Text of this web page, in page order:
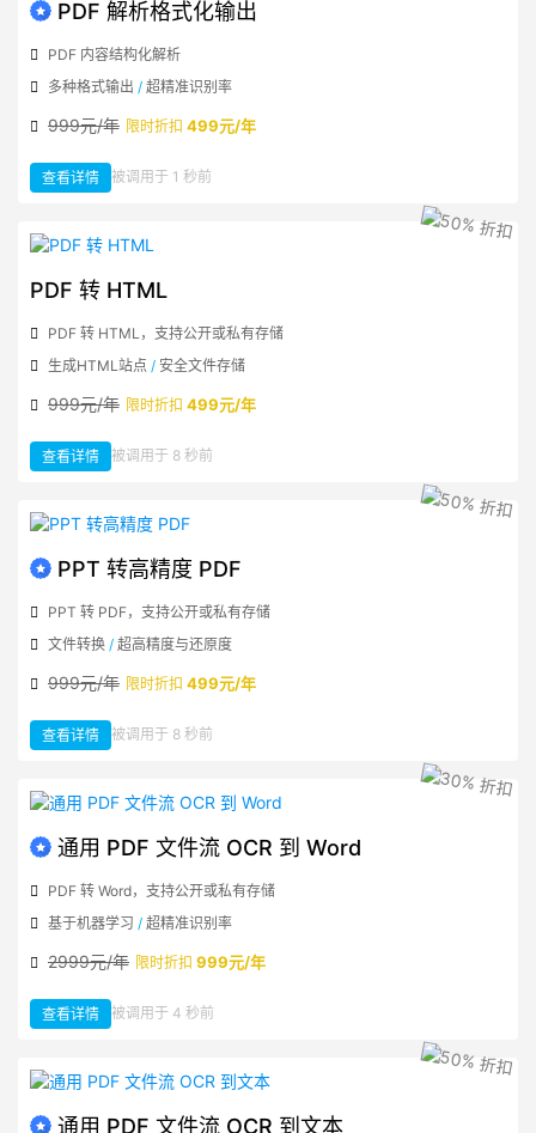
PDF 解析格式化输出
PDF 内容结构化解析
多种格式输出 / 超精准识别率
999元/年 限时折扣 499元/年
查看详情 ：
PDF
式
化
被调用于 1 秒前
PDF 转 HTML
PDF 转 HTML，支持公开或私有存储
生成HTML站点 / 安全文件存储
999元/年 限时折扣 499元/年
查看详情 ：
PDF
被调用于 8 秒前
PPT 转高精度 PDF
PPT 转 PDF，支持公开或私有存储
文件转换 / 超高精度与还原度
999元/年 限时折扣 499元/年
查看详情 ：
PPT
度
PDF
被调用于 8 秒前
通用 PDF 文件流 OCR 到 Word
PDF 转 Word，支持公开或私有存储
基于机器学习 / 超精准识别率
2999元/年 限时折扣 999元/年
查看详情 ：
通
件
流
OCR
Word
被调用于 4 秒前
通用 PDF 文件流 OCR 到文本